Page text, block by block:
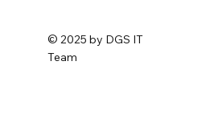
© 2025 by DGS IT
Team